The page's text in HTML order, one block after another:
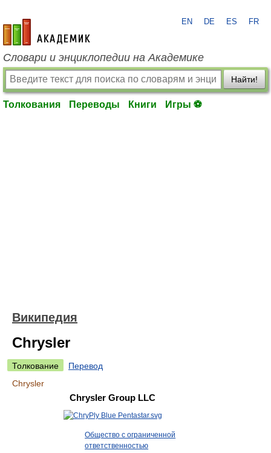
academic.ru
EN DE ES FR
Словари и энциклопедии на Академике
Найти!
Толкования Переводы Книги Игры ⚽
Википедия
Chrysler
Толкование
Перевод
Chrysler
Chrysler Group LLC
Общество с ограниченной
ответственностью